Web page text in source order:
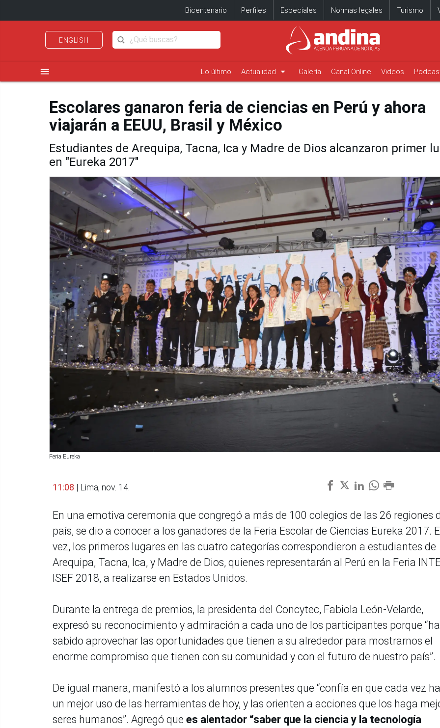
Bicentenario Perfiles Especiales Normas legales Turismo
ENGLISH
menu Lo último Actualidad arrow_drop_down Galería Canal Online Videos
Escolares ganaron feria de ciencias en Perú y ahora
viajarán a EEUU, Brasil y México
Estudiantes de Arequipa, Tacna, Ica y Madre de Dios alcanzaron primer
en "Eureka 2017"
Feria Eureka
11:08 | Lima, nov. 14.
En una emotiva ceremonia que congregó a más de 100 colegios de las 26 regiones
país, se dio a conocer a los ganadores de la Feria Escolar de Ciencias Eureka 2017.
vez, los primeros lugares en las cuatro categorías correspondieron a estudiantes de
Arequipa, Tacna, Ica, y Madre de Dios, quienes representarán al Perú en la Feria
ISEF 2018, a realizarse en Estados Unidos.
Durante la entrega de premios, la presidenta del Concytec, Fabiola León-Velarde,
expresó su reconocimiento y admiración a cada uno de los participantes porque
sabido aprovechar las oportunidades que tienen a su alrededor para mostrarnos el
enorme compromiso que tienen con su comunidad y con el futuro de nuestro país”.
De igual manera, manifestó a los alumnos presentes que “confía en que cada vez
un mejor uso de las herramientas de hoy, y las orienten a acciones que los haga
seres humanos”. Agregó que es alentador “saber que la ciencia y la tecnología